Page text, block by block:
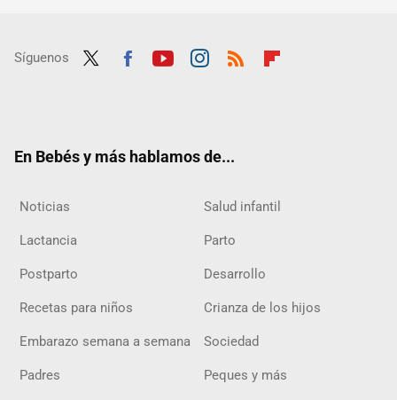
Síguenos
En Bebés y más hablamos de...
Noticias Salud infantil
Lactancia Parto
Postparto Desarrollo
Recetas para niños Crianza de los hijos
Embarazo semana a semana Sociedad
Padres Peques y más